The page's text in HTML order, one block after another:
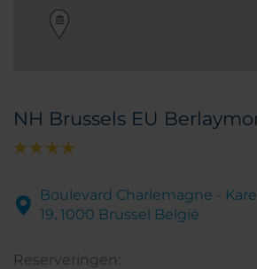
NH Brussels EU
Boulevard Charlemagne -
19, 1000 Brussel België
Reserveringen: